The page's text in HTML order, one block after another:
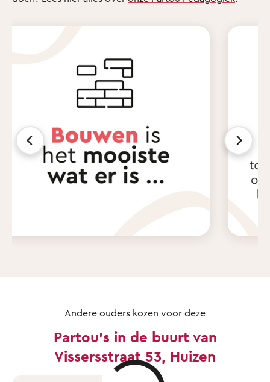
Andere ouders kozen voor deze
Partou's in de buurt van
Vissersstraat 53, Huizen